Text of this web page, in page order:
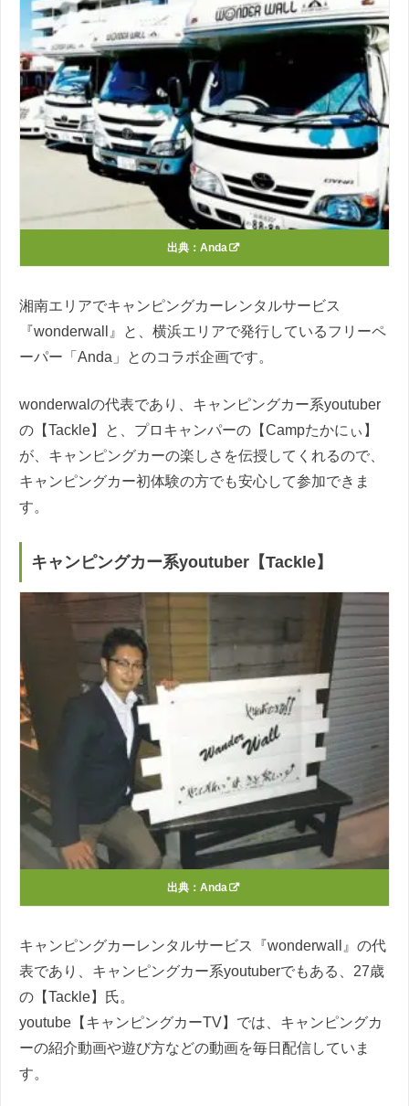
出典： Anda
湘南エリアでキャンピングカーレンタルサービス
『wonderwall』と、横浜エリアで発行しているフリーペ
ーパー「Anda」とのコラボ企画です。
wonderwalの代表であり、キャンピングカー系youtuber
の【Tackle】と、プロキャンパーの【Campたかにぃ】
が、キャンピングカーの楽しさを伝授してくれるので、
キャンピングカー初体験の方でも安心して参加できま
す。
キャンピングカー系youtuber【Tackle】
出典： Anda
キャンピングカーレンタルサービス『wonderwall』の代
表であり、キャンピングカー系youtuberでもある、27歳
の【Tackle】氏。
youtube【キャンピングカーTV】では、キャンピングカ
ーの紹介動画や遊び方などの動画を毎日配信していま
す。